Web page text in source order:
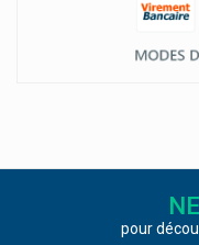
pour